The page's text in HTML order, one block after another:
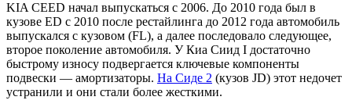
KIA CEED начал выпускаться с 2006. До 2010 года был в
кузове ED с 2010 после рестайлинга до 2012 года автомобиль
выпускался с кузовом (FL), а далее последовало следующее,
второе поколение автомобиля. У Киа Сиид I достаточно
быстрому износу подвергается ключевые компоненты
подвески — амортизаторы. На Сиде 2 (кузов JD) этот недочет
устранили и они стали более жесткими.